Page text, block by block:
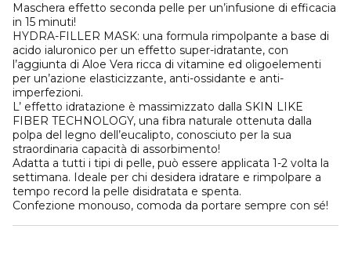
Maschera effetto seconda pelle per un’infusione di efficacia
in 15 minuti!
HYDRA-FILLER MASK: una formula rimpolpante a base di
acido ialuronico per un effetto super-idratante, con
l’aggiunta di Aloe Vera ricca di vitamine ed oligoelementi
per un’azione elasticizzante, anti-ossidante e anti-
imperfezioni.
L’ effetto idratazione è massimizzato dalla SKIN LIKE
FIBER TECHNOLOGY, una fibra naturale ottenuta dalla
polpa del legno dell’eucalipto, conosciuto per la sua
straordinaria capacità di assorbimento!
Adatta a tutti i tipi di pelle, può essere applicata 1-2 volta la
settimana. Ideale per chi desidera idratare e rimpolpare a
tempo record la pelle disidratata e spenta.
Confezione monouso, comoda da portare sempre con sé!